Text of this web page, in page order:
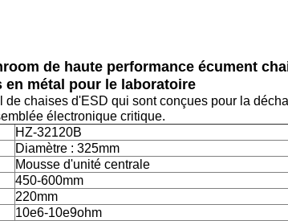
de haute performance écument
en métal pour le laboratoire
de chaises d'ESD qui sont conçues pour la
électronique critique.
HZ-32120B
Diamètre : 325mm
Mousse d'unité centrale
450-600mm
220mm
10e6-10e9ohm